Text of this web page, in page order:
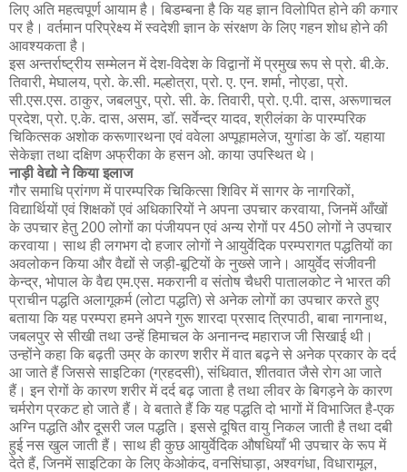
लिए अति महत्वपूर्ण आयाम है। बिडम्बना है कि यह ज्ञान विलोपित होने की कगार
पर है। वर्तमान परिप्रेक्ष्य में स्वदेशी ज्ञान के संरक्षण के लिए गहन शोध होने की
आवश्यकता है।
इस अन्तर्राष्ट्रीय सम्मेलन में देश-विदेश के विद्वानों में प्रमुख रूप से प्रो. बी.के.
तिवारी, मेघालय, प्रो. के.सी. मल्होत्रा, प्रो. ए. एन. शर्मा, नोएडा, प्रो.
सी.एस.एस. ठाकुर, जबलपुर, प्रो. सी. के. तिवारी, प्रो. ए.पी. दास, अरूणाचल
प्रदेश, प्रो. ए.के. दास, असम, डाॅ. सर्वेन्द्र यादव, श्रीलंका के पारम्परिक
चिकित्सक अशोक करूणारथना एवं ववेला अप्पूहामलेज, युगांडा के डाॅ. यहाया
सेकेज्ञा तथा दक्षिण अफ्रीका के हसन ओ. काया उपस्थित थे।
नाड़ी वेद्यो ने किया इलाज
गौर समाधि प्रांगण में पारम्परिक चिकित्सा शिविर में सागर के नागरिकों,
विद्यार्थियों एवं शिक्षकों एवं अधिकारियों ने अपना उपचार करवाया, जिनमें आँखों
के उपचार हेतु 200 लोगों का पंजीयपन एवं अन्य रोगों पर 450 लोगों ने उपचार
करवाया। साथ ही लगभग दो हजार लोगों ने आयुर्वेदिक परम्परागत पद्धतियों का
अवलोकन किया और वैद्यों से जड़ी-बूटियों के नुख्से जाने। आयुर्वेद संजीवनी
केन्द्र, भोपाल के वैद्य एम.एस. मकरानी व संतोष चैधरी पातालकोट ने भारत की
प्राचीन पद्धति अलागूकर्म (लोटा पद्धति) से अनेक लोगों का उपचार करते हुए
बताया कि यह परम्परा हमने अपने गुरू शारदा प्रसाद त्रिपाठी, बाबा नागनाथ,
जबलपुर से सीखी तथा उन्हें हिमाचल के अनानन्द महाराज जी सिखाई थी।
उन्होंने कहा कि बढ़ती उम्र के कारण शरीर में वात बढ़ने से अनेक प्रकार के दर्द
आ जाते हैं जिससे साइटिका (ग्रहदसी), संधिवात, शीतवात जैसे रोग आ जाते
हैं। इन रोगों के कारण शरीर में दर्द बढ़ जाता है तथा लीवर के बिगड़ने के कारण
चर्मरोग प्रकट हो जाते हैं। वे बताते हैं कि यह पद्धति दो भागों में विभाजित है-एक
अग्नि पद्धति और दूसरी जल पद्धति। इससे दूषित वायु निकल जाती है तथा दबी
हुई नस खुल जाती हैं। साथ ही कुछ आयुर्वेदिक औषधियाँ भी उपचार के रूप में
देते हैं, जिनमें साइटिका के लिए केओकंद, वनसिंघाड़ा, अश्वगंधा, विधारामूल,